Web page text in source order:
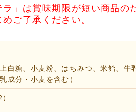
」は賞味期限が短い商品の
ご了承ください。
白糖、小麦粉、はちみつ、米飴、牛
成分・小麦を含む）